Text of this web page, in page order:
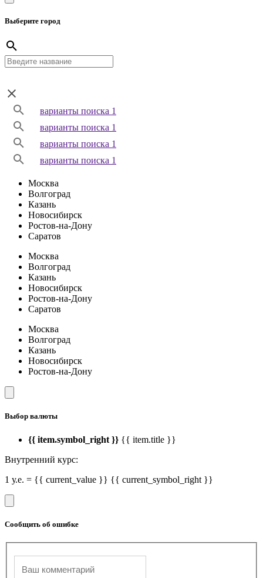
Выберите город
варианты поиска 1
варианты поиска 1
варианты поиска 1
варианты поиска 1
Москва
Волгоград
Казань
Новосибирск
Ростов-на-Дону
Саратов
Москва
Волгоград
Казань
Новосибирск
Ростов-на-Дону
Саратов
Москва
Волгоград
Казань
Новосибирск
Ростов-на-Дону
Выбор валюты
{{ item.symbol_right }} {{ item.title }}
Внутренний курс:
1 у.е. = {{ current_value }} {{ current_symbol_right }}
Сообщить об ошибке